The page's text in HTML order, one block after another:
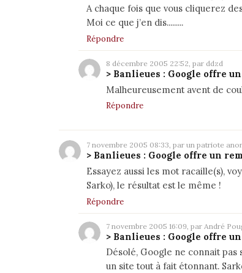
A chaque fois que vous cliquerez
Moi ce que j’en dis.........
Répondre
8 décembre 2005 22:52, par ddzd
> Banlieues : Google offre
Malheureusement avent de
Répondre
7 novembre 2005 08:33, par un patriote
> Banlieues : Google offre un
Essayez aussi les mot racaille(s),
Sarko), le résultat est le même !
Répondre
7 novembre 2005 16:09, par André
> Banlieues : Google offre
Désolé, Google ne connait
un site tout à fait étonnant.